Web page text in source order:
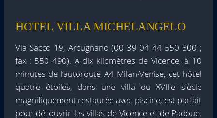
HOTEL VILLA MICHELANGELO
Via Sacco 19, Arcugnano (00 39 04 44 550 300 ;
fax : 550 490). A dix kilomètres de Vicence, à 10
minutes de l’autoroute A4 Milan-Venise, cet hôtel
quatre étoiles, dans une villa du XVIIIe siècle
magnifiquement restaurée avec piscine, est parfait
pour découvrir les villas de Vicence et de Padoue.